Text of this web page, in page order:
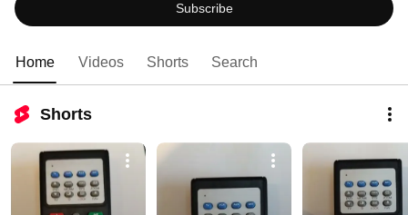
Subscribe
Home Videos Shorts Search
Shorts